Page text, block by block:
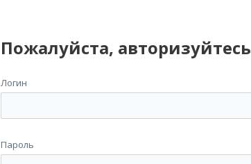
Пожалуйста, авторизуйтесь
Логин
Пароль